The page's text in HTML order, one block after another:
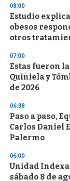
s
e
c
o
n
s
08:00
Estudio
obesos
otros
07:00
Estas fueron
Quiniela y
de 2026
06:38
Paso a paso,
Carlos Daniel
Palermo
06:00
Unidad
sábado 8 de